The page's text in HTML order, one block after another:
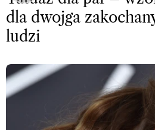
dla dwojga
ludzi